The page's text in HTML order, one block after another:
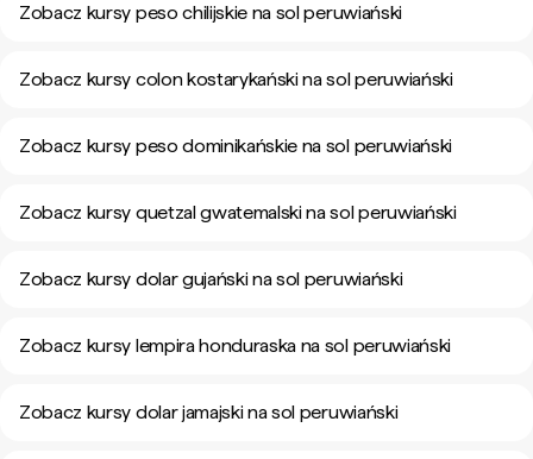
Zobacz kursy peso chilijskie na sol peruwiański
Zobacz kursy colon kostarykański na sol peruwiański
Zobacz kursy peso dominikańskie na sol peruwiański
Zobacz kursy quetzal gwatemalski na sol peruwiański
Zobacz kursy dolar gujański na sol peruwiański
Zobacz kursy lempira honduraska na sol peruwiański
Zobacz kursy dolar jamajski na sol peruwiański